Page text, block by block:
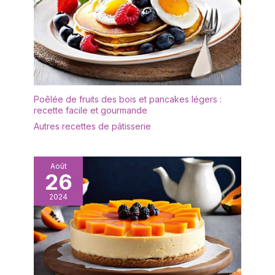
transport. Nous vous
offrirons un
remplacement gratuit si
les plateaux arrivent
cassés
empilées et stockées
pour économiser de
l'espace dans la cuisine.
Utilisations Multiples :
L'assiette en ardoise
naturelle peut être
utilisée comme assiette
à dîner pour disposer et
servir des aliments et
des petits amuse-
desserts, etc. Elle peut
également être utilisée
pour l'étiquetage et
comme rappel
accrocheur pour les
mariages, ce qui
convient aussi bien à
l'usage quotidien qu'aux
célébrations. Design
Poêlée de fruits des bois et pancakes légers :
recette facile et gourmande
Autres recettes de pâtisserie
Août
26
2024